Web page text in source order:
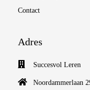
Contact
Adres
Succesvol Leren
Noordammerlaan